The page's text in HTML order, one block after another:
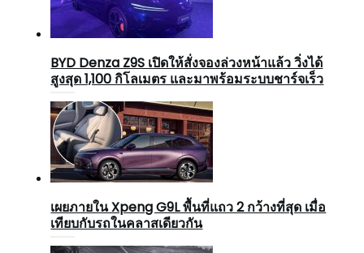
BYD Denza Z9S เปิดให้สั่งจองล่วงหน้าแล้ว วิ่งได้
สูงสุด 1,100 กิโลเมตร และมาพร้อมระบบชาร์จเร็ว
เผยภายใน Xpeng G9L พื้นที่แถว 2 กว้างที่สุด เมื่อ
เทียบกับรถในคลาสเดียวกัน